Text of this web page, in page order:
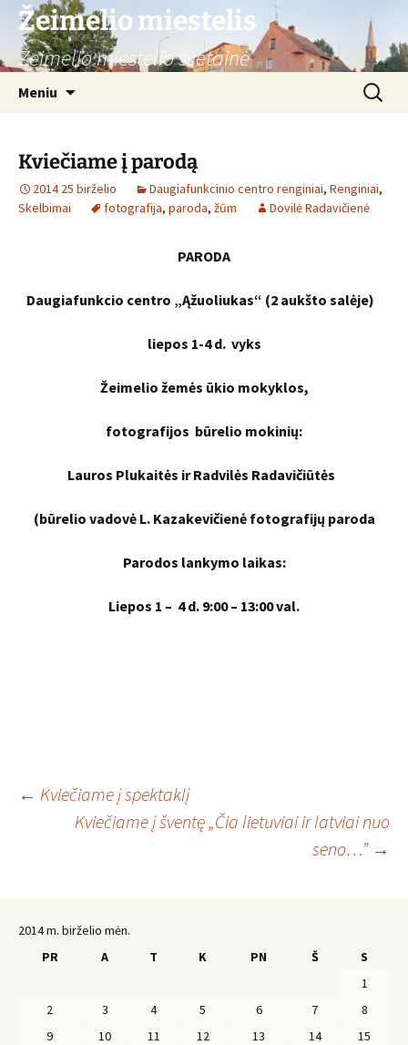
Žeimelio miestelis
Žeimelio miestelio svetainė
Meniu Ieškoti:
Kviečiame į parodą
2014 25 birželio Daugiafunkcinio centro renginiai, Renginiai,
Skelbimai
fotografija, paroda, žūm Dovilė Radavičienė
PARODA
Daugiafunkcio centro „Ąžuoliukas“ (2 aukšto salėje)
liepos 1-4 d. vyks
Žeimelio žemės ūkio mokyklos,
fotografijos būrelio mokinių:
Lauros Plukaitės ir Radvilės Radavičiūtės
(būrelio vadovė L. Kazakevičienė fotografijų paroda
Parodos lankymo laikas:
Liepos 1 – 4 d. 9:00 – 13:00 val.
Įrašo
← Kviečiame į spektaklį
Kviečiame į šventę „Čia lietuviai ir latviai nuo
seno…” →
2014 m. birželio mėn.
PR
A T K PN Š
S
1
2
3 4 5 6 7
8
9
10 11 12 13 14
15